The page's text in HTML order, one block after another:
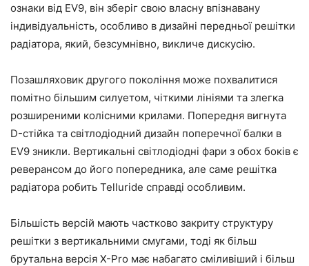
ознаки від EV9, він зберіг свою власну впізнавану
індивідуальність, особливо в дизайні передньої решітки
радіатора, який, безсумнівно, викличе дискусію.
Позашляховик другого покоління може похвалитися
помітно більшим силуетом, чіткими лініями та злегка
розширеними колісними крилами. Попередня вигнута
D-стійка та світлодіодний дизайн поперечної балки в
EV9 зникли. Вертикальні світлодіодні фари з обох боків є
реверансом до його попередника, але саме решітка
радіатора робить Telluride справді особливим.
Більшість версій мають частково закриту структуру
решітки з вертикальними смугами, тоді як більш
брутальна версія X-Pro має набагато сміливіший і більш